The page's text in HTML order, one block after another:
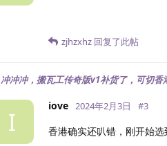
zjhzxhz 回复了此帖
冲冲冲，搬瓦工传奇版v1补货了，可切香
I
iove 2024年2月3日 #3
香港确实还叭错，刚开始